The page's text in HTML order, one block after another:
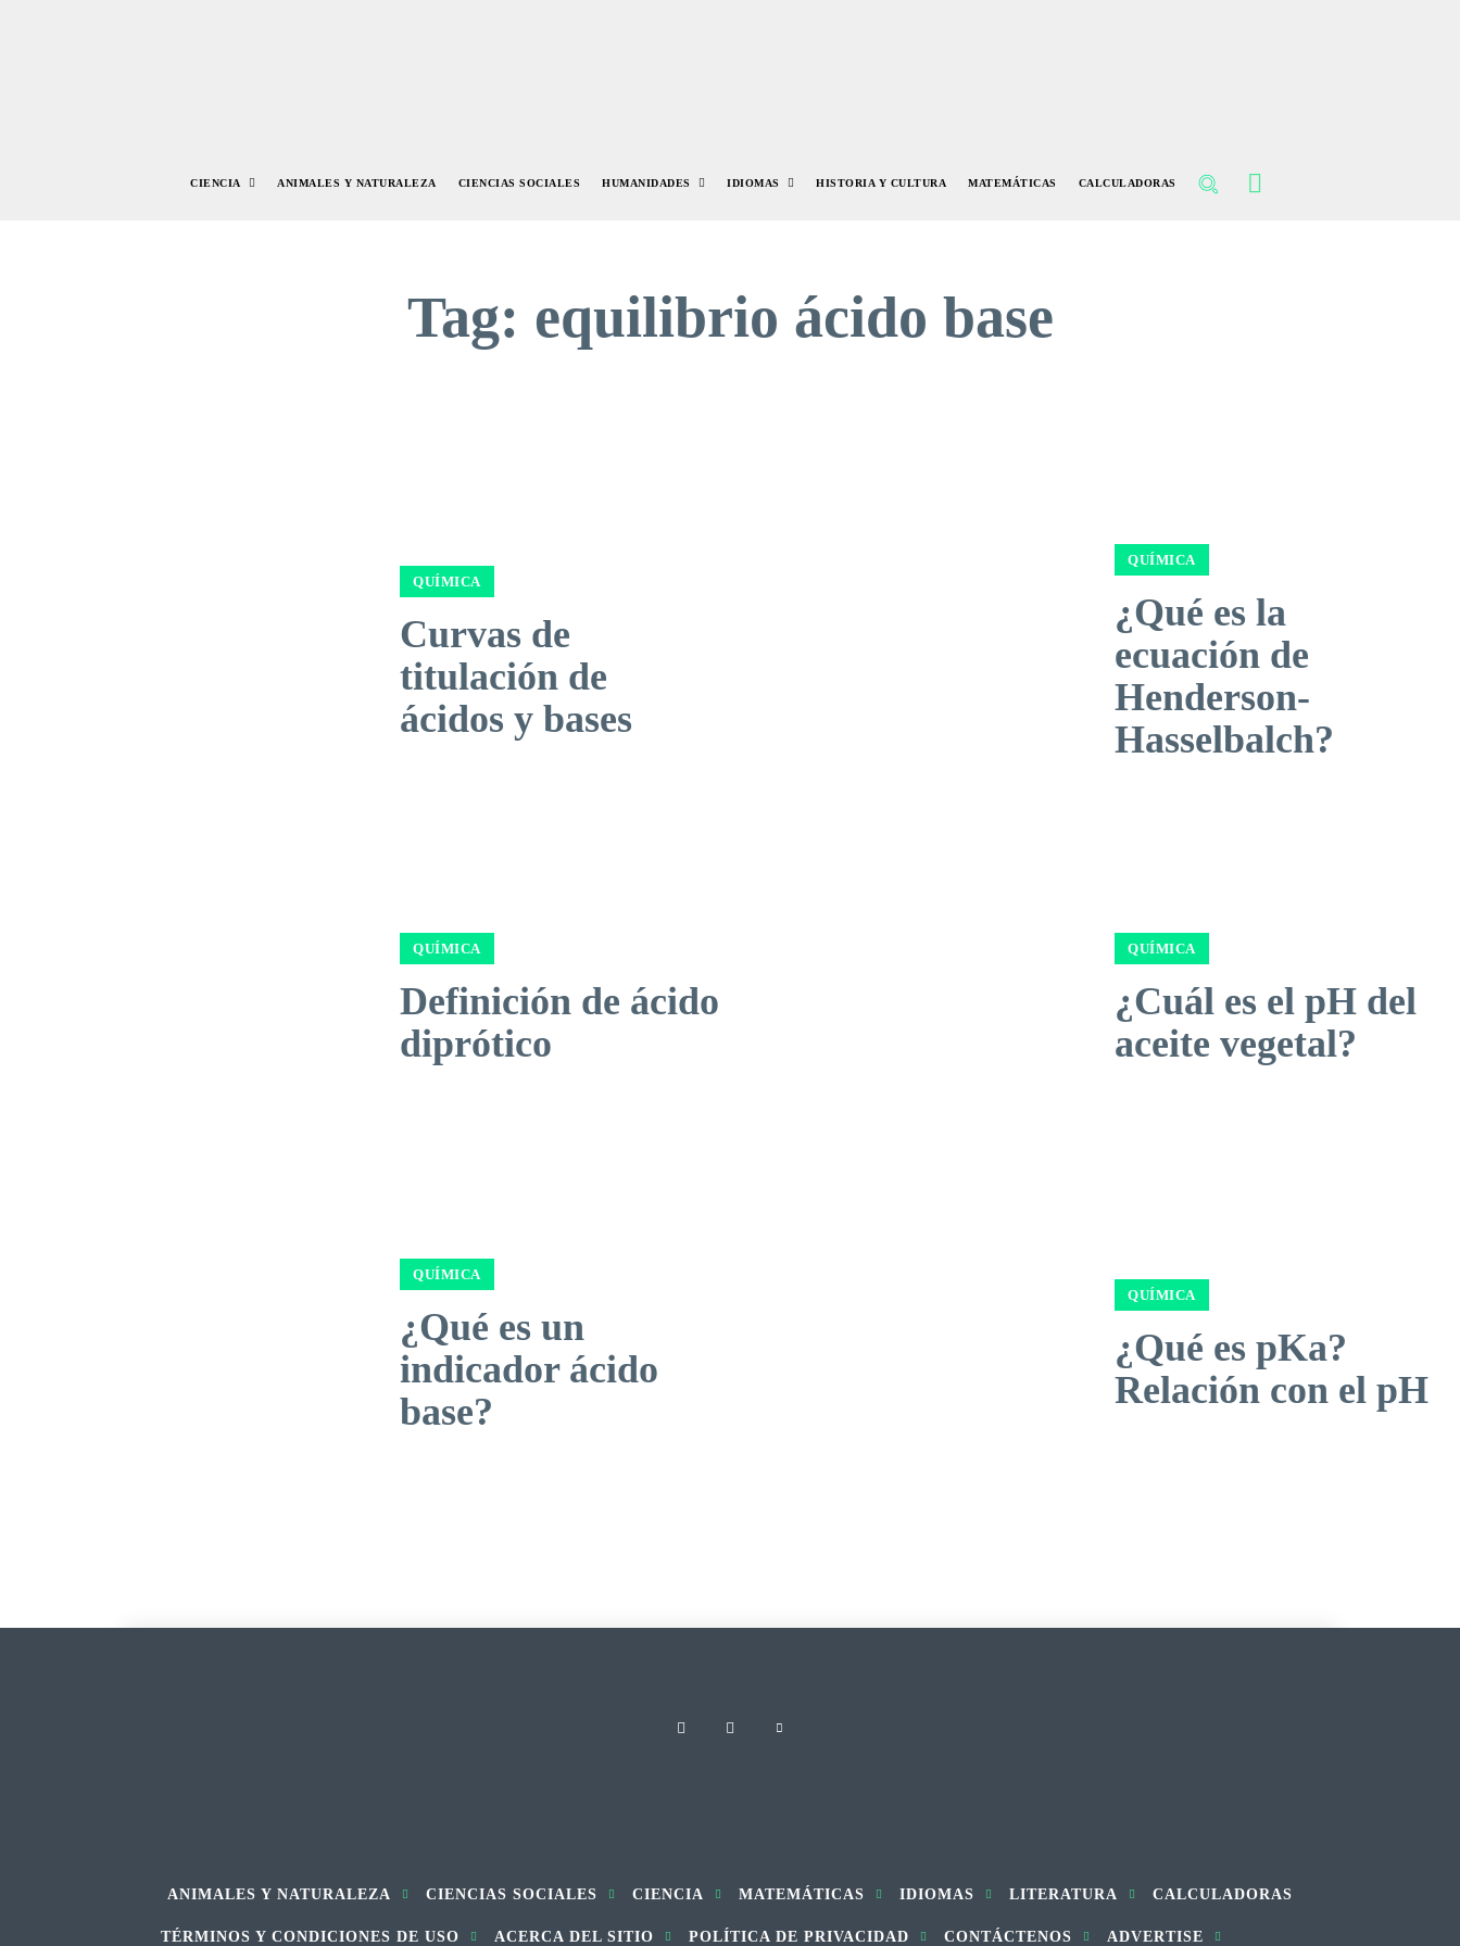
CIENCIA ANIMALES Y NATURALEZA CIENCIAS SOCIALES HUMANIDADES IDIOMAS HISTORIA Y CULTURA MATEMÁTICAS CALCULADORAS
Tag: equilibrio ácido base
QUÍMICA
Curvas de
titulación de
ácidos y bases
QUÍMICA
¿Qué es la
ecuación de
Henderson-
Hasselbalch?
QUÍMICA
Definición de ácido
diprótico
QUÍMICA
¿Cuál es el pH del
aceite vegetal?
QUÍMICA
¿Qué es un
indicador ácido
base?
QUÍMICA
¿Qué es pKa?
Relación con el pH
ANIMALES Y NATURALEZA CIENCIAS SOCIALES CIENCIA MATEMÁTICAS IDIOMAS LITERATURA CALCULADORAS
TÉRMINOS Y CONDICIONES DE USO ACERCA DEL SITIO POLÍTICA DE PRIVACIDAD CONTÁCTENOS ADVERTISE